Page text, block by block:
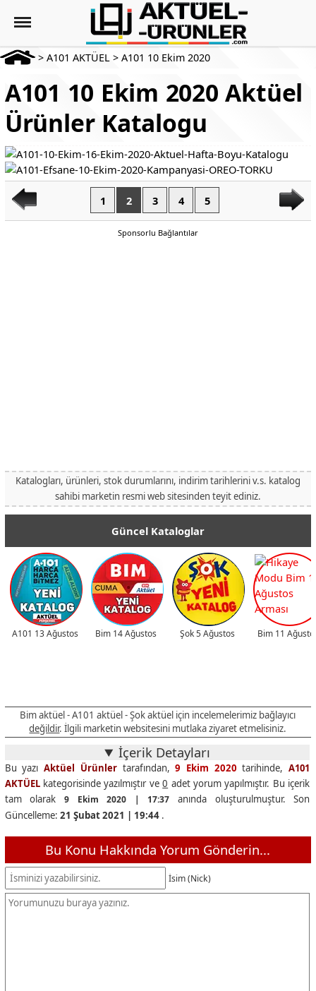
> A101 AKTÜEL > A101 10 Ekim 2020
A101 10 Ekim 2020 Aktüel
Ürünler Katalogu
1 2 3 4 5
Sponsorlu Bağlantılar
Katalogları, ürünleri, stok durumlarını, indirim tarihlerini v.s. katalog
sahibi marketin resmi web sitesinden teyit ediniz.
Güncel Kataloglar
A101 13 Ağustos Bim 14 Ağustos Şok 5 Ağustos Bim 11
Bim aktüel - A101 aktüel - Şok aktüel için incelemelerimiz bağlayıcı
değildir. İlgili marketin websitesini mutlaka ziyaret etmelisiniz.
İçerik Detayları
Bu yazıAktüel Ürünlertarafından,9 Ekim 2020 tarihinde,A101
AKTÜELkategorisinde yazılmıştır ve0 adet yorum yapılmıştır. Bu içerik
tam olarak 9 Ekim 2020 | 17:37 anında oluşturulmuştur. Son
Güncelleme: 21 Şubat 2021 | 19:44.
Bu Konu Hakkında Yorum Gönderin...
İsim (Nick)